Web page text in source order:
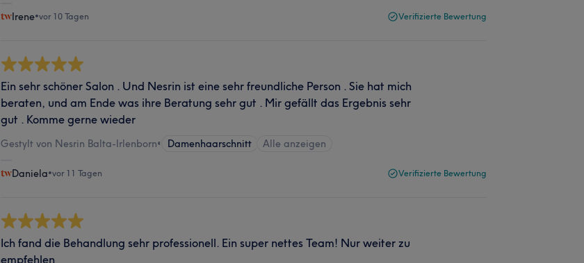
Irene•vor 10 Tagen Verifizierte Bewertung
Ein sehr schöner Salon . Und Nesrin ist eine sehr freundliche Person . Sie hat mich
beraten, und am Ende was ihre Beratung sehr gut . Mir gefällt das Ergebnis sehr
gut . Komme gerne wieder
Gestylt von Nesrin Balta-Irlenborn• Damenhaarschnitt Alle anzeigen
Daniela•vor 11 Tagen Verifizierte Bewertung
Ich fand die Behandlung sehr professionell. Ein super nettes Team! Nur weiter zu
empfehlen